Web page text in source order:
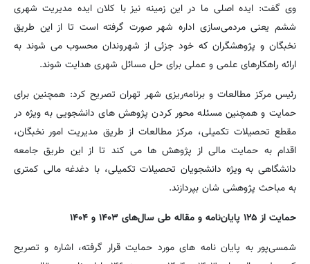
وی گفت: ایده اصلی ما در این زمینه نیز با کلان ایده مدیریت شهری
ششم یعنی مردمی‌سازی اداره شهر صورت گرفته است تا از این طریق
نخبگان و پژوهشگران که خود جزئی از شهروندان محسوب می شوند به
ارائه راهکارهای علمی و عملی برای حل مسائل شهری هدایت شوند.
رئیس مرکز مطالعات و برنامه‌ریزی شهر تهران تصریح کرد: همچنین برای
حمایت و همچنین مسئله محور کردن پژوهش های دانشجویی به ویژه در
مقطع تحصیلات تکمیلی، مرکز مطالعات از طریق مدیریت امور نخبگان،
اقدام به حمایت مالی از پژوهش ها می کند تا از این طریق جامعه
دانشگاهی به ویژه دانشجویان تحصیلات تکمیلی، با دغدغه مالی کمتری
به مباحث پژوهشی شان بپردازند.
حمایت از ۱۲۵ پایان‌نامه و مقاله طی سال‌های ۱۴۰۳ و ۱۴۰۴
شمسی‌پور به پایان نامه های مورد حمایت قرار گرفته، اشاره و تصریح